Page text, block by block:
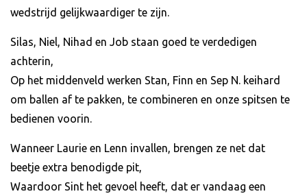
wedstrijd gelijkwaardiger te zijn.
Silas, Niel, Nihad en Job staan goed te verdedigen
achterin,
Op het middenveld werken Stan, Finn en Sep N. keihard
om ballen af te pakken, te combineren en onze spitsen te
bedienen voorin.
Wanneer Laurie en Lenn invallen, brengen ze net dat
beetje extra benodigde pit,
Waardoor Sint het gevoel heeft, dat er vandaag een